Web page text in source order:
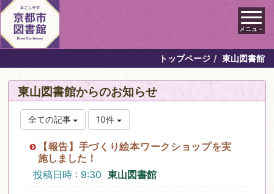
メニュ－
トップページ 東山図書館
東山図書館からのお知らせ
全ての記事 10件
【報告】手づくり絵本ワークショップを実
施しました！
投稿日時 : 9:30 東山図書館